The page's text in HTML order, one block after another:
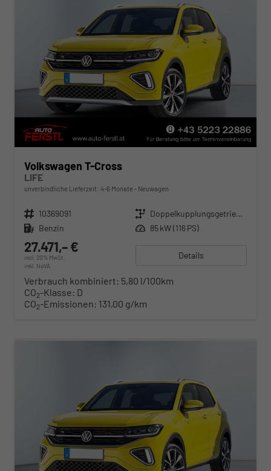
Volkswagen T-Cross
LIFE
unverbindliche Lieferzeit: 4-6 Monate Neuwagen
Fahrzeugnr. 10369091 Getriebe
Doppelkupplungsgetriebe (DSG)
Kraftstoff Benzin Leistung 85 kW (116 PS)
27.471,– €
incl. 20% MwSt.
inkl. NoVA
Details
Verbrauch kombiniert: 5,80 l/100km
CO2-Klasse: D
CO2-Emissionen: 131,00 g/km